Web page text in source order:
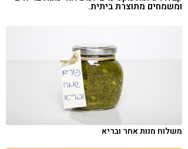
ומשמחים מתוצרת ביתית.
משלוח מנות אחר ובריא